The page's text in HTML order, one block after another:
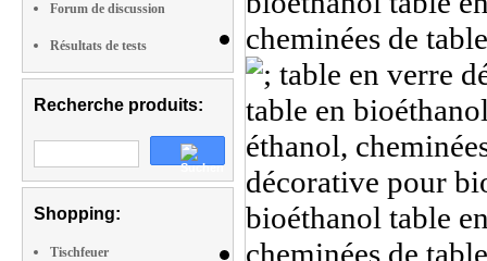
Forum de discussion
Résultats de tests
Recherche produits:
Shopping:
Tischfeuer